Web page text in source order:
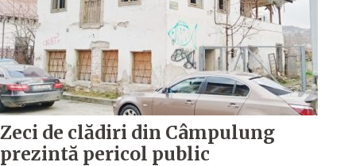
Zeci de clădiri din Câmpulung
prezintă pericol public